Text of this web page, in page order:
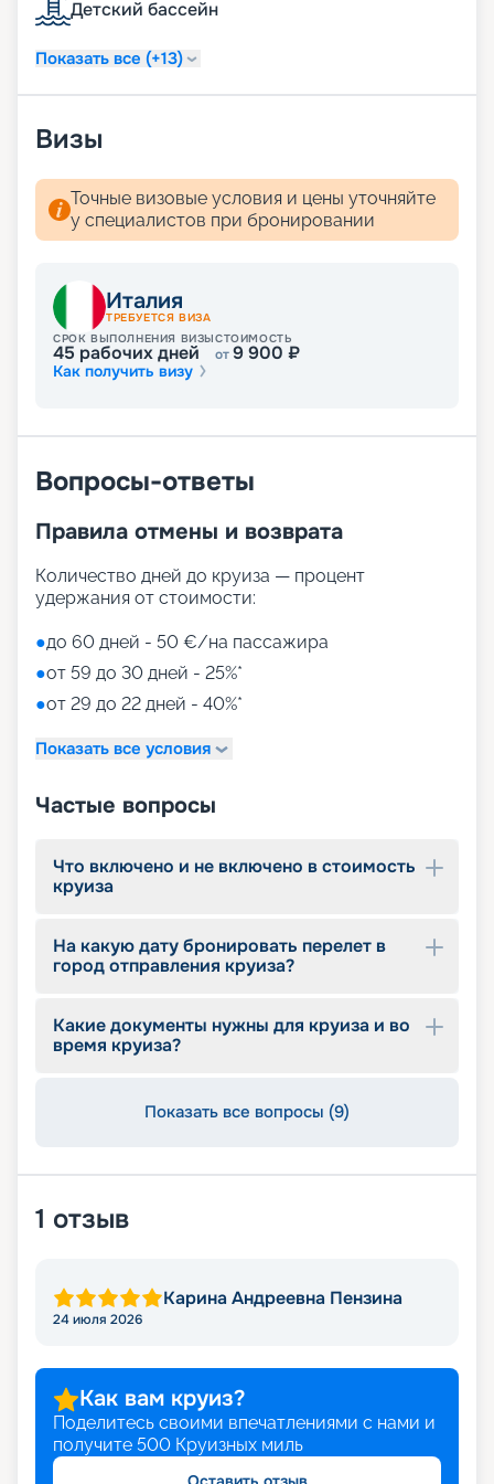
Читайте отзывы, узнавайте цену и покупайте
путевку на навигацию 2026 - 2027 г. не выходя из
дома. Для того чтобы воспользоваться нашими
менеджерами.
Детский бассейн
Показать все (+13)
Визы
Точные визовые условия и цены уточняйте
у специалистов при бронировании
Италия
ТРЕБУЕТСЯ ВИЗА
СРОК ВЫПОЛНЕНИЯ ВИЗЫ
45 рабочих дней
СТОИМОСТЬ
от9 900 ₽
Как получить визу
Вопросы-ответы
Правила отмены и возврата
Количество дней до круиза — процент
удержания от стоимости:
●до 60 дней - 50 €/на пассажира
●от 59 до 30 дней - 25%*
●от 29 до 22 дней - 40%*
Показать все условия
Частые вопросы
Что включено и не включено в стоимость
круиза
На какую дату бронировать перелет в
город отправления круиза?
Какие документы нужны для круиза и во
время круиза?
Показать все вопросы (9)
1 отзыв
Карина Андреевна Пензина
24 июля 2026
Как вам круиз?
Поделитесь своими впечатлениями с нами и
получите 500 Круизных миль